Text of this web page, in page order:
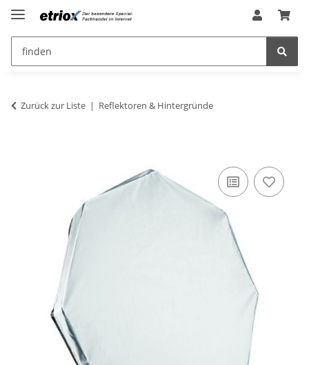
Zurück zur Liste Reflektoren & Hintergründe